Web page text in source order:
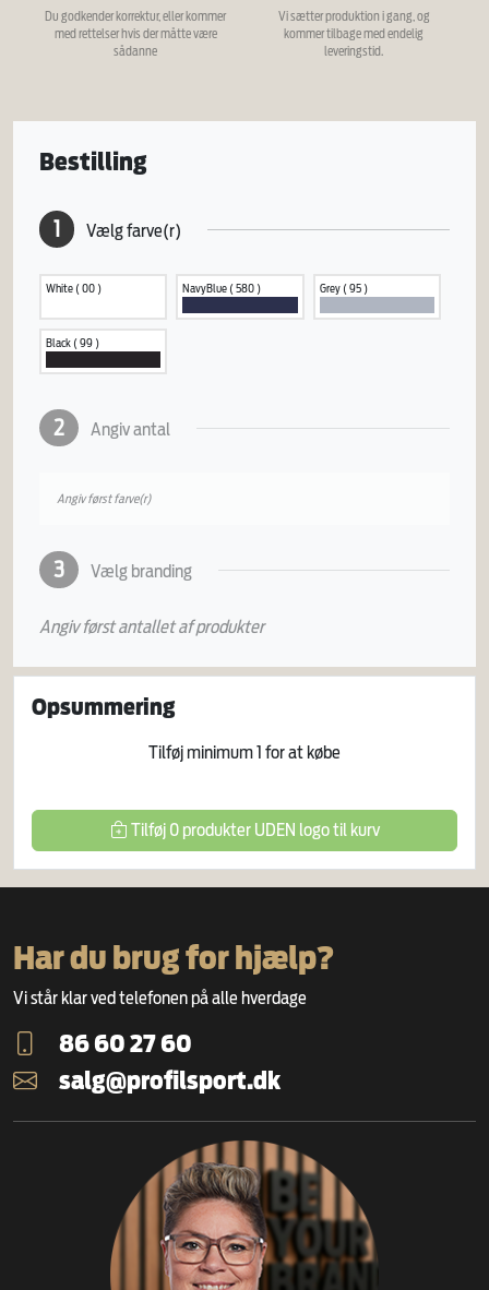
Du godkender korrektur, eller kommer
med rettelser hvis der måtte være
sådanne
Vi sætter produktion i gang, og
kommer tilbage med endelig
leveringstid.
Bestilling
1 Vælg farve(r)
White ( 00 ) NavyBlue ( 580 ) Grey ( 95 )
Black ( 99 )
2 Angiv antal
Angiv først farve(r)
3 Vælg branding
Angiv først antallet af produkter
Opsummering
Tilføj minimum1 for at købe
Tilføj 0produkter UDEN logotil kurv
Har du brug for hjælp?
Vi står klar ved telefonen på alle hverdage
86 60 27 60
salg@profilsport.dk